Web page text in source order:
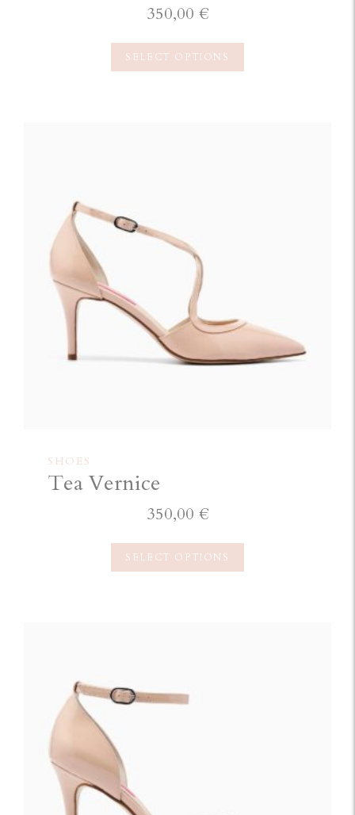
350,00 €
SELECT OPTIONS
SHOES
Tea Vernice
350,00 €
SELECT OPTIONS